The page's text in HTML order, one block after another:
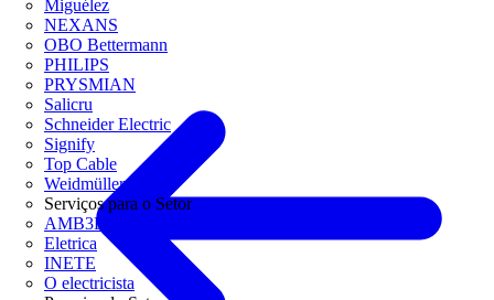
Miguélez
NEXANS
OBO Bettermann
PHILIPS
PRYSMIAN
Salicru
Schneider Electric
Signify
Top Cable
Weidmüller
Serviços para o Setor
AMB3E
Eletrica
INETE
O electricista